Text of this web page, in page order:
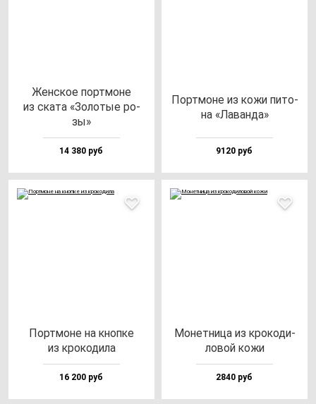
Жен­ское пор­тмо­не
из ска­та «Золо­тые ро­
зы»
14 380 руб
Пор­тмо­не из ко­жи пи­то­
на «Лаван­да»
9120 руб
Пор­тмо­не на кноп­ке
из кро­ко­ди­ла
16 200 руб
Монет­ни­ца из кро­ко­ди­
ло­вой ко­жи
2840 руб